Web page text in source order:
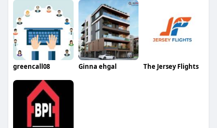
greencall08 Ginna ehgal The Jersey Flights